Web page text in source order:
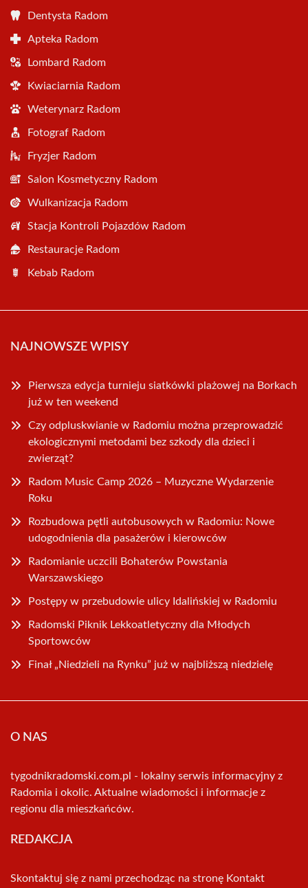
Dentysta Radom
Apteka Radom
Lombard Radom
Kwiaciarnia Radom
Weterynarz Radom
Fotograf Radom
Fryzjer Radom
Salon Kosmetyczny Radom
Wulkanizacja Radom
Stacja Kontroli Pojazdów Radom
Restauracje Radom
Kebab Radom
NAJNOWSZE WPISY
Pierwsza edycja turnieju siatkówki plażowej na Borkach
już w ten weekend
Czy odpluskwianie w Radomiu można przeprowadzić
ekologicznymi metodami bez szkody dla dzieci i
zwierząt?
Radom Music Camp 2026 – Muzyczne Wydarzenie
Roku
Rozbudowa pętli autobusowych w Radomiu: Nowe
udogodnienia dla pasażerów i kierowców
Radomianie uczcili Bohaterów Powstania
Warszawskiego
Postępy w przebudowie ulicy Idalińskiej w Radomiu
Radomski Piknik Lekkoatletyczny dla Młodych
Sportowców
Finał „Niedzieli na Rynku” już w najbliższą niedzielę
O NAS
tygodnikradomski.com.pl - lokalny serwis informacyjny z
Radomia i okolic. Aktualne wiadomości i informacje z
regionu dla mieszkańców.
REDAKCJA
Skontaktuj się z nami przechodząc na stronę Kontakt